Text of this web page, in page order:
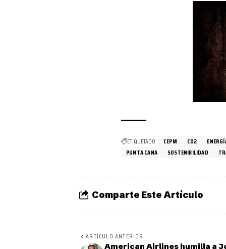
ETIQUETADO: CEPM CO2
PUNTA CANA
SOSTENIBILIDAD
Comparte Este Artículo
ARTÍCULO ANTERIOR
American Airlines humilla a